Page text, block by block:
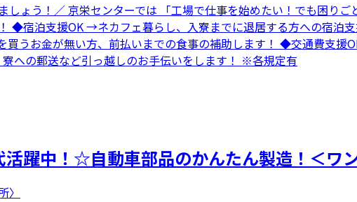
しょう！／ 京栄センターでは 「工場で仕事を始めたい！でも困り
◆宿泊支援OK →ネカフェ暮らし、入寮までに退居する方への宿
うお金が無い方、前払いまでの食事の補助します！ ◆交通費支援
への郵送など引っ越しのお手伝いをします！ ※各規定有
躍中！☆自動車部品のかんたん製造！＜ワ
〉